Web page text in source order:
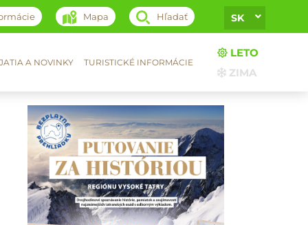
Mapa Hľadať SK
A NOVINKY TURISTICKÉ INFORMÁCIE
LETO
ZIMA